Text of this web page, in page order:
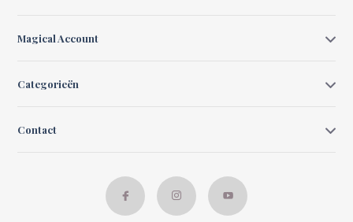
Magical Account
Categorieën
Contact